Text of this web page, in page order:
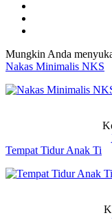
Mungkin Anda
Nakas Minimalis NKS
Tempat Tidur Anak Ti